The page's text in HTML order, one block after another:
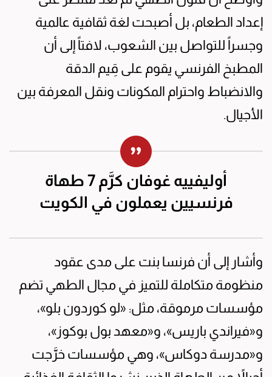
إعداد الطعام، بل أصبحت لغة ثقافية عالمية
وجسراً للتواصل بين الشعوب، لافتاً إلى أن
المطبخ الفرنسي يقوم على قِيم الدقة
والانضباط واحترام المكونات ونقل المعرفة بين
الأجيال.
أوليفييه غوفان كرَّم 7 طهاة
فرنسيين يعملون في الكويت
وأشار إلى أن فرنسا بنت على مدى عقود
منظومة متكاملة للتميز في مجال الطهي تضم
مؤسسات مرموقة، مثل: «لو كوردون بلو»،
و«فيراندي باريس»، و«معهد بول بوكوز»،
و«مدرسة دوكاس»، وهي مؤسسات خرَّجت